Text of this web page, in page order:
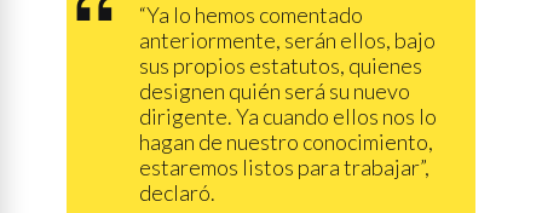
“Ya lo hemos comentado
anteriormente, serán ellos, bajo
sus propios estatutos, quienes
designen quién será su nuevo
dirigente. Ya cuando ellos nos lo
hagan de nuestro conocimiento,
estaremos listos para trabajar”,
declaró.